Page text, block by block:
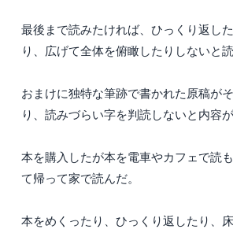
最後まで読みたければ、ひっくり返し
り、広げて全体を俯瞰したりしないと読
おまけに独特な筆跡で書かれた原稿が
り、読みづらい字を判読しないと内容が
本を購入したが本を電車やカフェで読
て帰って家で読んだ。
本をめくったり、ひっくり返したり、